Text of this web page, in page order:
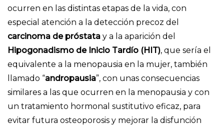
ocurren en las distintas etapas de la vida, con
especial atención a la detección precoz del
carcinoma de próstata y a la aparición del
Hipogonadismo de Inicio Tardío (HIT), que sería el
equivalente a la menopausia en la mujer, también
llamado “andropausia”, con unas consecuencias
similares a las que ocurren en la menopausia y con
un tratamiento hormonal sustitutivo eficaz, para
evitar futura osteoporosis y mejorar la disfunción